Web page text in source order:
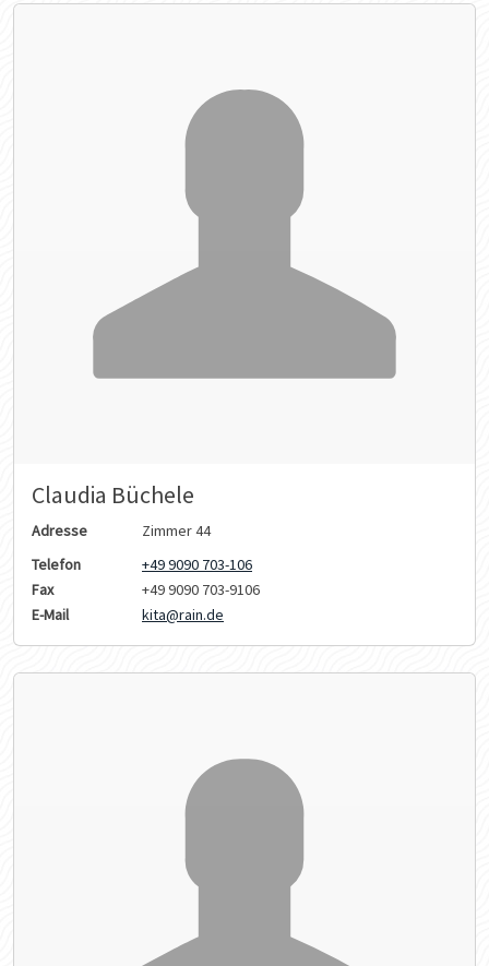
Claudia Büchele
Adresse
Zimmer 44
Telefon
+49 9090 703-106
Fax
+49 9090 703-9106
E-Mail
kita@rain.de